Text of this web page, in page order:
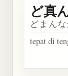
ど真
どまん
tepat di